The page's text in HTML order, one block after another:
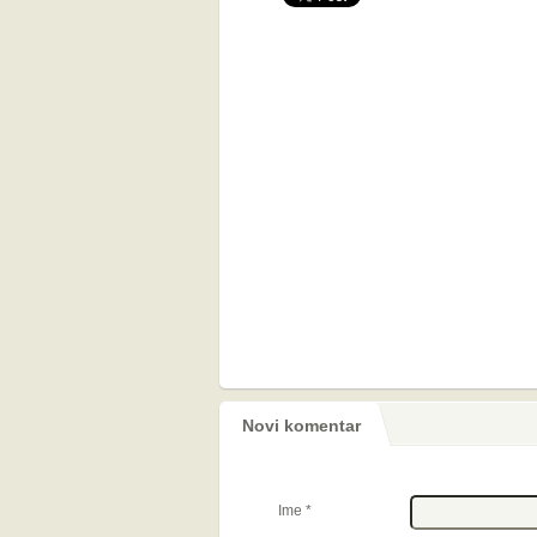
Novi komentar
Ime *